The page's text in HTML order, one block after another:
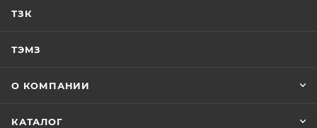
ТЗК
ТЭМЗ
О КОМПАНИИ
КАТАЛОГ